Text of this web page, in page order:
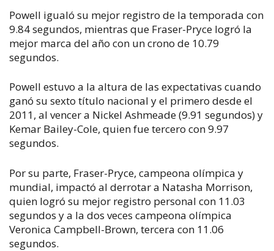
Powell igualó su mejor registro de la temporada con
9.84 segundos, mientras que Fraser-Pryce logró la
mejor marca del año con un crono de 10.79
segundos.
Powell estuvo a la altura de las expectativas cuando
ganó su sexto título nacional y el primero desde el
2011, al vencer a Nickel Ashmeade (9.91 segundos) y
Kemar Bailey-Cole, quien fue tercero con 9.97
segundos.
Por su parte, Fraser-Pryce, campeona olímpica y
mundial, impactó al derrotar a Natasha Morrison,
quien logró su mejor registro personal con 11.03
segundos y a la dos veces campeona olímpica
Veronica Campbell-Brown, tercera con 11.06
segundos.